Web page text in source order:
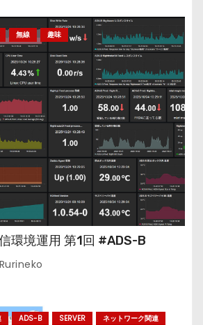
無線 趣味
環境運用 第1回 #ADS-B
Rurineko
ADS-B SERVER
ネットワーク関連